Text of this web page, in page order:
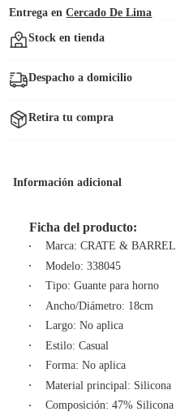
Entrega en Cercado De Lima
Stock en tienda
Despacho a domicilio
Retira tu compra
Información adicional
Ficha del producto:
Marca: CRATE & BARREL
Modelo: 338045
Tipo: Guante para horno
Ancho/Diámetro: 18cm
Largo: No aplica
Estilo: Casual
Forma: No aplica
Material principal: Silicona
Composición: 47% Silicona